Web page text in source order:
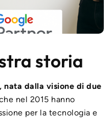
storia
nata dalla visione di due
nel 2015 hanno
per la tecnologia e